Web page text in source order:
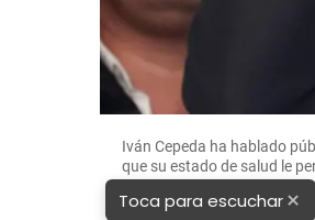
Iván Cepeda ha hablado
que su estado de salud le
Toca para escuchar×